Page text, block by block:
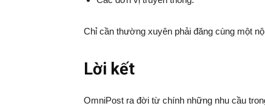
Chỉ cần thường xuyên phải đăng cùng một
Lời kết
OmniPost ra đời từ chính những nhu cầu